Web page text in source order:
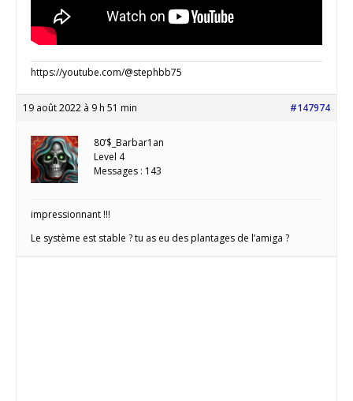
https://youtube.com/@stephbb75
19 août 2022 à 9 h 51 min #147974
80’$_Barbar1an
Level 4
Messages : 143
impressionnant !!!
Le système est stable ? tu as eu des plantages de l’amiga ?